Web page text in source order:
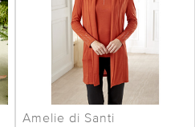
Amelie di Santi